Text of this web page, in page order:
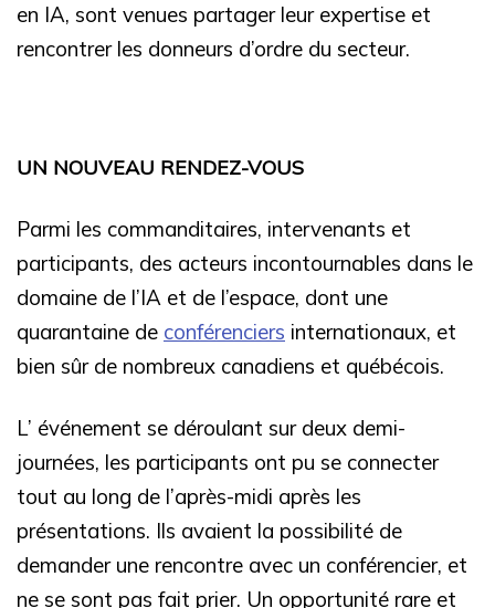
en IA, sont venues partager leur expertise et
rencontrer les donneurs d’ordre du secteur.
UN NOUVEAU RENDEZ-VOUS
Parmi les commanditaires, intervenants et
participants, des acteurs incontournables dans le
domaine de l’IA et de l’espace, dont une
quarantaine de conférenciers internationaux, et
bien sûr de nombreux canadiens et québécois.
L’ événement se déroulant sur deux demi-
journées, les participants ont pu se connecter
tout au long de l’après-midi après les
présentations. Ils avaient la possibilité de
demander une rencontre avec un conférencier, et
ne se sont pas fait prier. Un opportunité rare et